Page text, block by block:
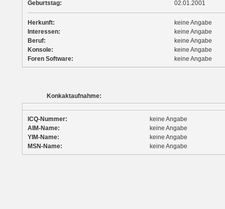
Geburtstag:
02.01.2001
Herkunft:
keine Angabe
Interessen:
keine Angabe
Beruf:
keine Angabe
Konsole:
keine Angabe
Foren Software:
keine Angabe
Konkaktaufnahme:
ICQ-Nummer:
keine Angabe
AIM-Name:
keine Angabe
YIM-Name:
keine Angabe
MSN-Name:
keine Angabe